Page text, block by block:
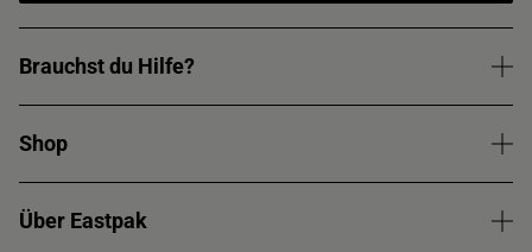
Brauchst du Hilfe?
Shop
Über Eastpak